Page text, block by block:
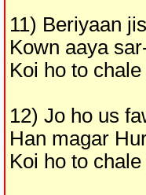
11) Beriyaan
Kown aaya
Koi ho to chale
12) Jo ho us
Han magar
Koi ho to chale